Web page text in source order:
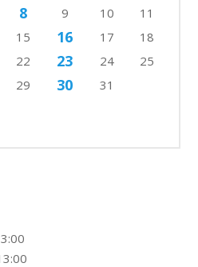
8 9 10
11
15 16 17 18
22 23 24 25
29 30 31